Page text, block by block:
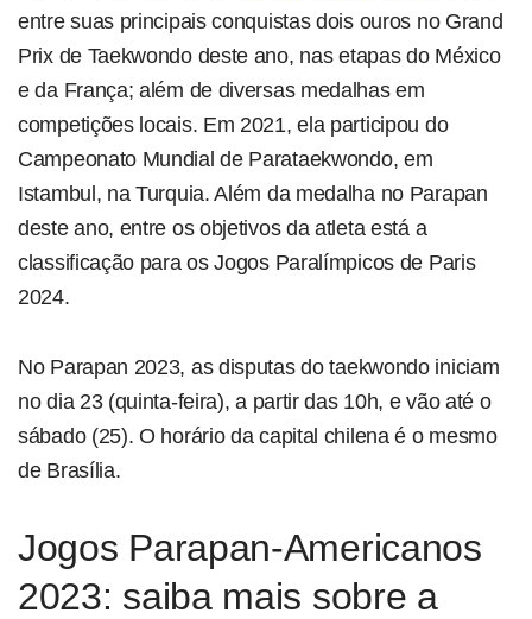
entre suas principais conquistas dois ouros no Grand
Prix de Taekwondo deste ano, nas etapas do México
e da França; além de diversas medalhas em
competições locais. Em 2021, ela participou do
Campeonato Mundial de Parataekwondo, em
Istambul, na Turquia. Além da medalha no Parapan
deste ano, entre os objetivos da atleta está a
classificação para os Jogos Paralímpicos de Paris
2024.
No Parapan 2023, as disputas do taekwondo iniciam
no dia 23 (quinta-feira), a partir das 10h, e vão até o
sábado (25). O horário da capital chilena é o mesmo
de Brasília.
Jogos Parapan-Americanos
2023: saiba mais sobre a